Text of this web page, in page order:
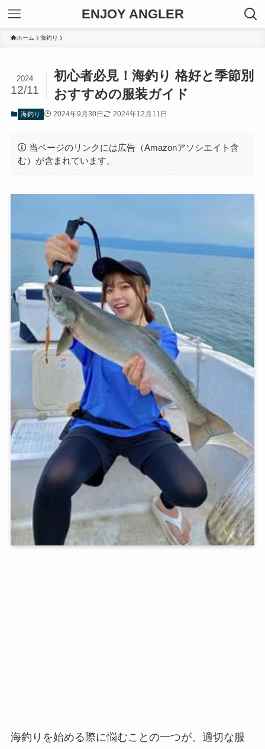
ENJOY ANGLER
ホーム 海釣り
初心者必見！海釣り 格好と季節別
おすすめの服装ガイド
2024
12/11
海釣り 2024年9月30日 2024年12月11日
当ページのリンクには広告（Amazonアソシエイト含
む）が含まれています。
海釣りを始める際に悩むことの一つが、適切な服